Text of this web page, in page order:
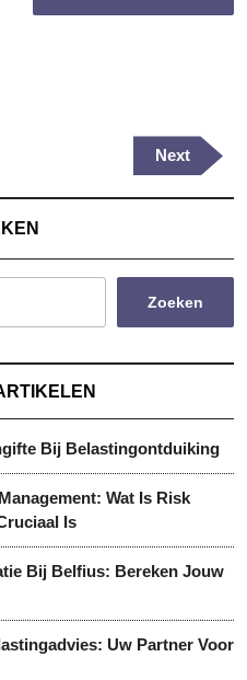
Next
Post
Next
Zoeken
Bij Belastingontduiking
Wat Is Risk
Is
Bij Belfius: Bereken Jouw
Uw Partner Voor